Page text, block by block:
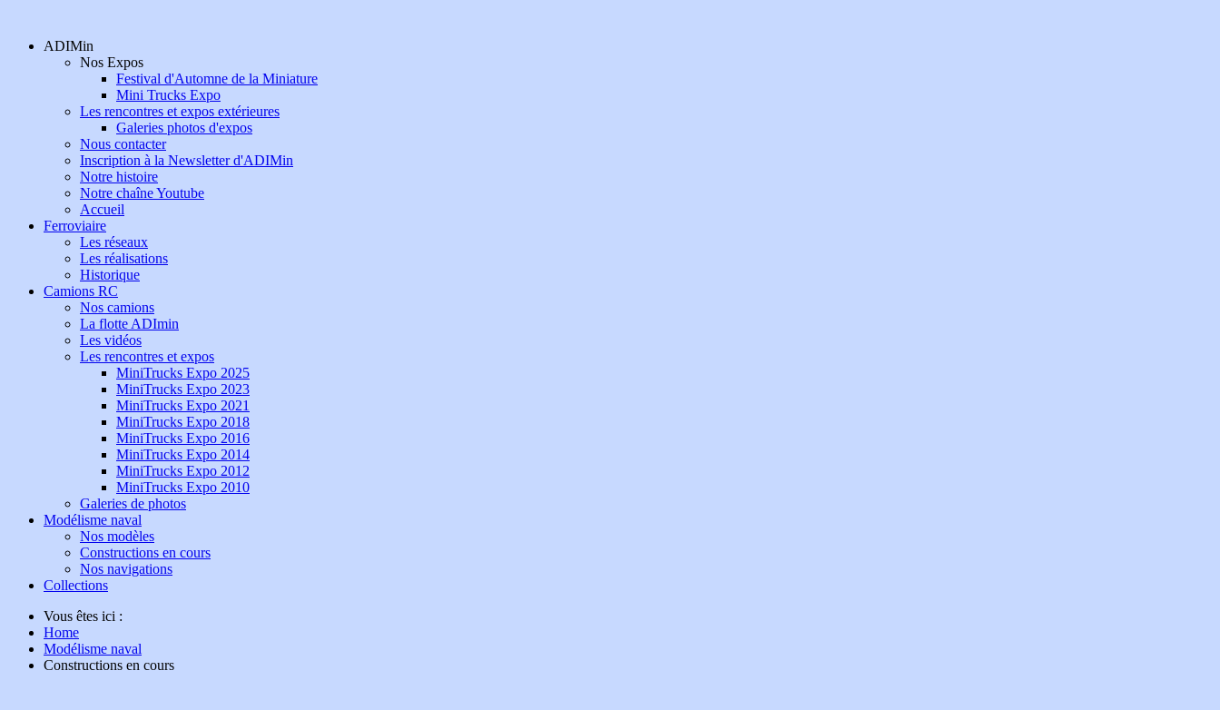
ADIMin
Nos Expos
Festival d'Automne de la Miniature
Mini Trucks Expo
Les rencontres et expos extérieures
Galeries photos d'expos
Nous contacter
Inscription à la Newsletter d'ADIMin
Notre histoire
Notre chaîne Youtube
Accueil
Ferroviaire
Les réseaux
Les réalisations
Historique
Camions RC
Nos camions
La flotte ADImin
Les vidéos
Les rencontres et expos
MiniTrucks Expo 2025
MiniTrucks Expo 2023
MiniTrucks Expo 2021
MiniTrucks Expo 2018
MiniTrucks Expo 2016
MiniTrucks Expo 2014
MiniTrucks Expo 2012
MiniTrucks Expo 2010
Galeries de photos
Modélisme naval
Nos modèles
Constructions en cours
Nos navigations
Collections
Vous êtes ici :
Home
Modélisme naval
Constructions en cours